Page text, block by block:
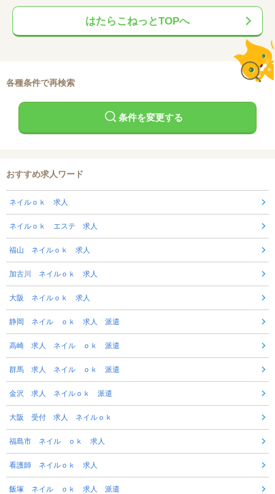
はたらこねっとTOPへ
各種条件で再検索
条件を変更する
おすすめ求人ワード
ネイルｏｋ 求人
ネイルｏｋ エステ 求人
福山 ネイルｏｋ 求人
加古川 ネイルｏｋ 求人
大阪 ネイルｏｋ 求人
静岡 ネイル ｏｋ 求人 派遣
高崎 求人 ネイル ｏｋ 派遣
群馬 求人 ネイル ｏｋ 派遣
金沢 求人 ネイルｏｋ 派遣
大阪 受付 求人 ネイルｏｋ
福島市 ネイル ｏｋ 求人
看護師 ネイルｏｋ 求人
飯塚 ネイル ｏｋ 求人 派遣